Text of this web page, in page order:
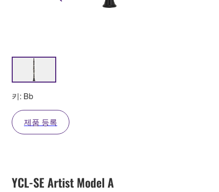
키: Bb
제품 등록
YCL-SE Artist Model A